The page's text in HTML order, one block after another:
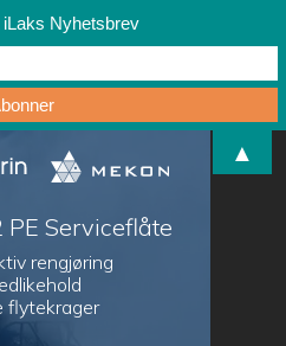
iLaks Nyhetsbrev
▲